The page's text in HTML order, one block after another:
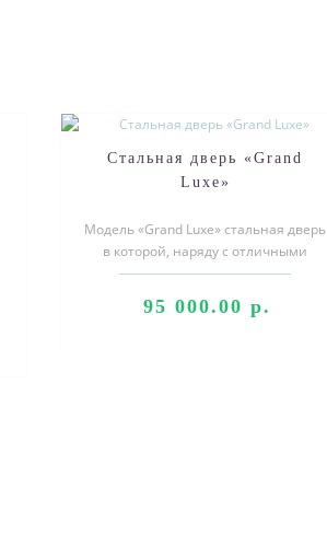
Стальная дверь «Grand
Luxe»
Модель «Grand Luxe» стальная дверь
в которой, наряду с отличными
характеристиками безопасности,
95 000.00 р.